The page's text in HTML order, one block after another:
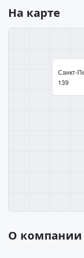
На карте
Санкт-
139
О компании